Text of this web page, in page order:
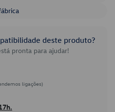
deste produto?
pronta para ajudar!
ligações)